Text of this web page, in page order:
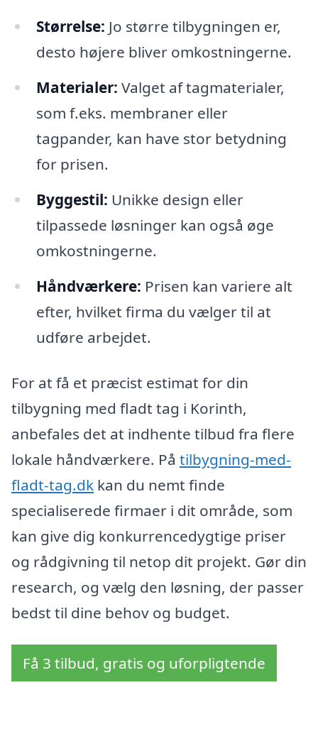
Størrelse: Jo større tilbygningen er,
desto højere bliver omkostningerne.
Materialer: Valget af tagmaterialer,
som f.eks. membraner eller
tagpander, kan have stor betydning
for prisen.
Byggestil: Unikke design eller
tilpassede løsninger kan også øge
omkostningerne.
Håndværkere: Prisen kan variere alt
efter, hvilket firma du vælger til at
udføre arbejdet.
For at få et præcist estimat for din
tilbygning med fladt tag i Korinth,
anbefales det at indhente tilbud fra flere
lokale håndværkere. På tilbygning-med-
fladt-tag.dk kan du nemt finde
specialiserede firmaer i dit område, som
kan give dig konkurrencedygtige priser
og rådgivning til netop dit projekt. Gør din
research, og vælg den løsning, der passer
bedst til dine behov og budget.
Få 3 tilbud, gratis og uforpligtende